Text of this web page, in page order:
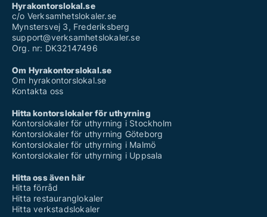
Hyrakontorslokal.se
c/o Verksamhetslokaler.se
Mynstersvej 3, Frederiksberg
support@verksamhetslokaler.se
Org. nr: DK32147496
Om Hyrakontorslokal.se
Om hyrakontorslokal.se
Kontakta oss
Hitta kontorslokaler för uthyrning
Kontorslokaler för uthyrning i Stockholm
Kontorslokaler för uthyrning Göteborg
Kontorslokaler för uthyrning i Malmö
Kontorslokaler för uthyrning i Uppsala
Hitta oss även här
Hitta förråd
Hitta restauranglokaler
Hitta verkstadslokaler